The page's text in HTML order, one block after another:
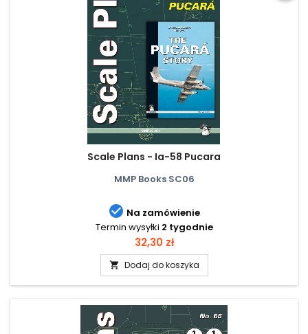
Scale Plans - Ia-58 Pucara
MMP Books SC06
 Na zamówienie
Termin wysyłki 2 tygodnie
Cena
32,30 zł
 Dodaj do koszyka